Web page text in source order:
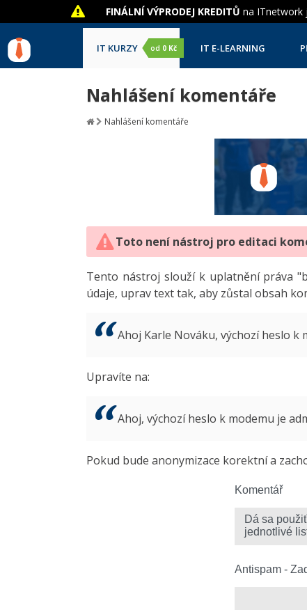
FINÁLNÍ VÝPRODEJ KREDITŮ na ITnetwork
IT KURZY od 0 Kč IT E-LEARNING
Nahlášení komentáře
Nahlášení komentáře
Toto není nástroj pro editaci
Tento nástroj slouží k uplatnění práva
údaje, uprav text tak, aby zůstal obsah
Ahoj Karle Nováku, výchozí heslo k
Upravíte na:
Ahoj, výchozí heslo k modemu je
Pokud bude anonymizace korektní a
Komentář
Antispam -